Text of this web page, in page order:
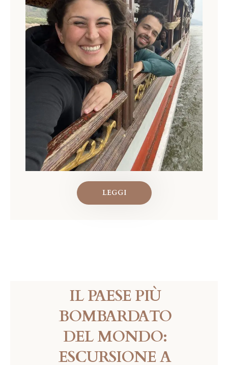
LEGGI
IL PAESE PIÙ
BOMBARDATO
DEL MONDO:
ESCURSIONE A